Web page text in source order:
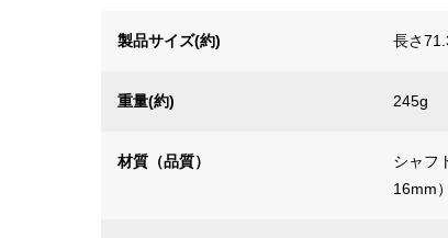
製品サイズ(約) 長さ
重量(約) 245g
材質（品質）
シャフ
16mm）